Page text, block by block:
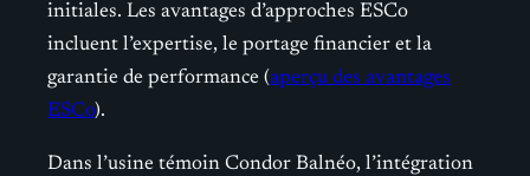
initiales. Les avantages d’approches ESCo
incluent l’expertise, le portage financier et la
garantie de performance (aperçu des avantages
ESCo).
Dans l’usine témoin Condor Balnéo, l’intégration